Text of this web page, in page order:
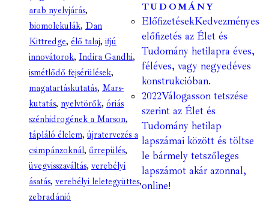
arab nyelvjárás,
biomolekulák, Dan
Kittredge, élő talaj, ifjú
innovátorok, Indira Gandhi,
ismétlődő fejsérülések,
magatartáskutatás, Mars-
kutatás, nyelvtörők, óriás
szénhidrogének a Marson,
tápláló élelem, újratervezés a
csimpánzoknál, űrrepülés,
üvegvisszaváltás, verebélyi
ásatás, verebélyi leletegyüttes,
zebradánió
TUDOMÁNY
ElőfizetésekKedvezményes
előfizetés az Élet és
Tudomány hetilapra éves,
féléves, vagy negyedéves
konstrukcióban.
2022Válogasson tetszése
szerint az Élet és
Tudomány hetilap
lapszámai között és töltse
le bármely tetszőleges
lapszámot akár azonnal,
online!